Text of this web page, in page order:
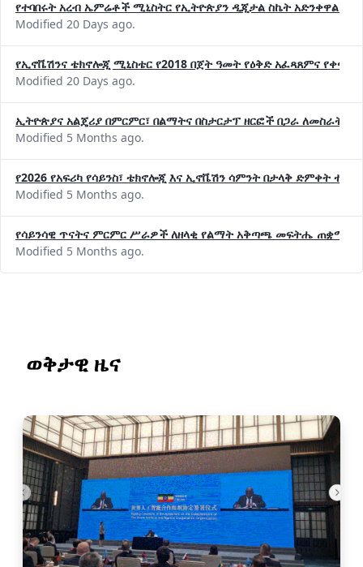
Modified 20 Days ago.
የኢኖቬሽንና ቴክኖሎጂ ሚኒስቴር የ2018 በጀት ዓመት የዕቅድ አፈጻጸምና
Modified 20 Days ago.
ኢትዮጵያና አልጄሪያ በምርምር፣ በልማትና በስታርታፕ ዘርፎች በጋራ ለመስራት
Modified 5 Months ago.
የ2026 የአፍሪካ የሳይንስ፣ ቴክኖሎጂ እና ኢኖቬሽን ሳምንት በታላቅ ድምቀት
Modified 5 Months ago.
የሳይንሳዊ ጥናትና ምርምር ሥራዎች ለዘላቂ የልማት አቅጣጫ መፍትሔ ጠቋሚ
Modified 5 Months ago.